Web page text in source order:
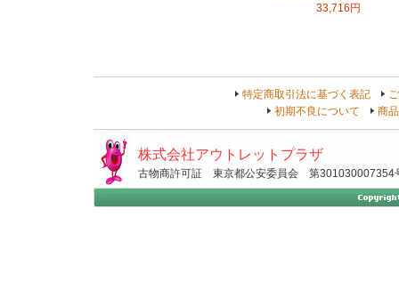
33,716円
特定商取引法に基づく表記
初期不良について
商
株式会社アウトレットプラザ
古物商許可証 東京都公安委員会 第301030007354